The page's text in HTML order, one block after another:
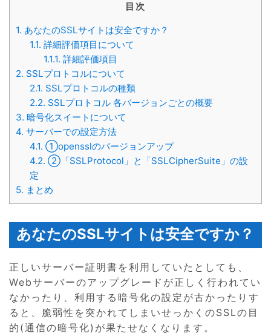
目次
1. あなたのSSLサイトは安全ですか？
1.1. 詳細評価項目について
1.1.1. 詳細評価項目
2. SSLプロトコルについて
2.1. SSLプロトコルの種類
2.2. SSLプロトコル 各バージョンごとの概要
3. 暗号化スイートについて
4. サーバーでの設定方法
4.1. ①opensslのバージョンアップ
4.2. ②「SSLProtocol」と「SSLCipherSuite」の設
定
5. まとめ
あなたのSSLサイトは安全ですか？
正しいサーバー証明書を利用していたとしても、
Webサーバーのアップグレードが正しく行われてい
なかったり、利用する暗号化の設定が古かったりす
ると、脆弱性を突かれてしまいせっかくのSSLの目
的(通信の暗号化)が果たせなくなります。